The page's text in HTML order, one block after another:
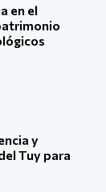
en el
y
Tuy para